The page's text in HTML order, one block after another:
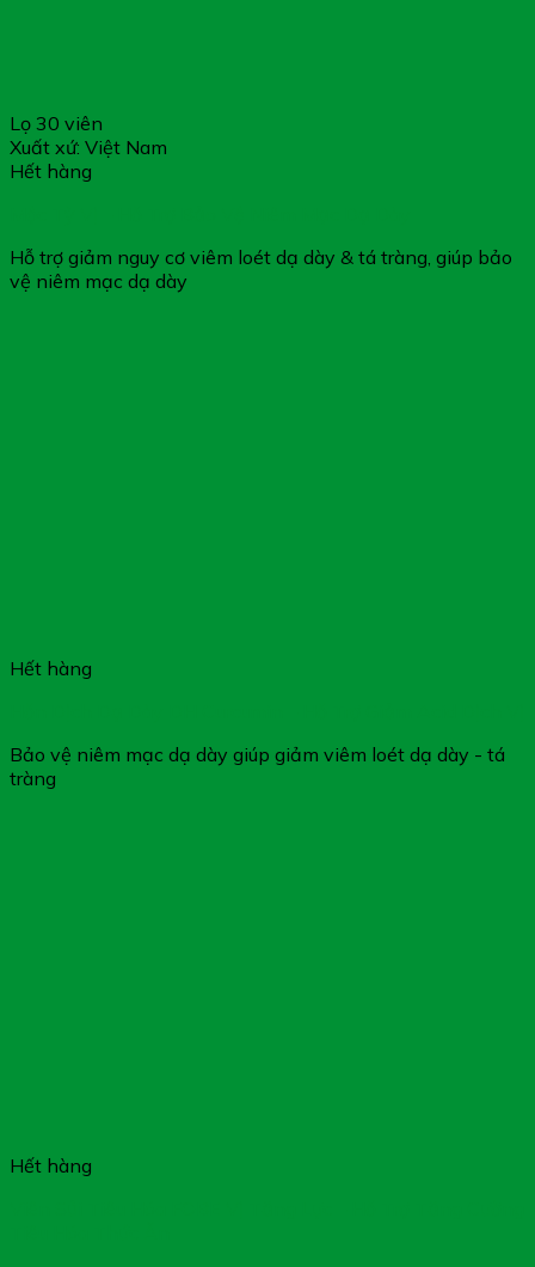
Lọ 30 viên
Xuất xứ: Việt Nam
Hết hàng
Hỗ trợ giảm nguy cơ viêm loét dạ dày & tá tràng, giúp bảo
vệ niêm mạc dạ dày
Hết hàng
Bảo vệ niêm mạc dạ dày giúp giảm viêm loét dạ dày - tá
tràng
Hết hàng